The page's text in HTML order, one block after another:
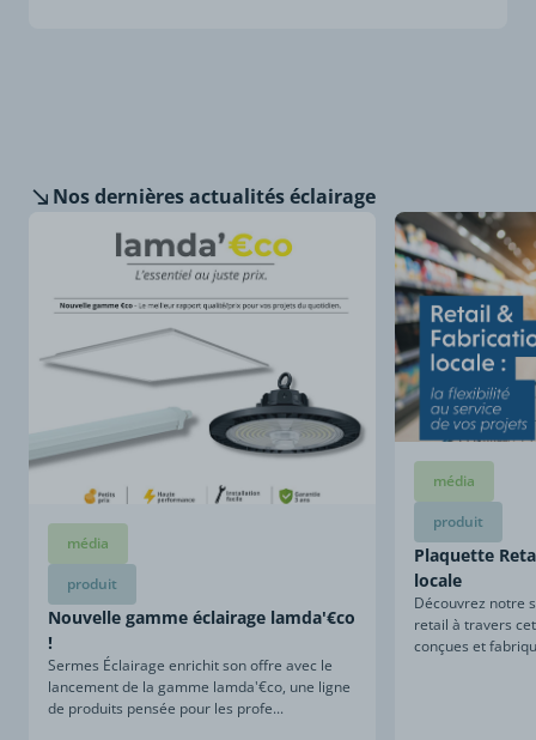
Nos dernièresactualités éclairage
média
produit
Nouvelle gamme éclairage lamda'€co
!
Sermes Éclairage enrichit son offre avec le
lancement de la gamme lamda'€co, une ligne
de produits pensée pour les profe...
média
produit
Plaquette
locale
Découvrez notre
retail à travers
conçues et